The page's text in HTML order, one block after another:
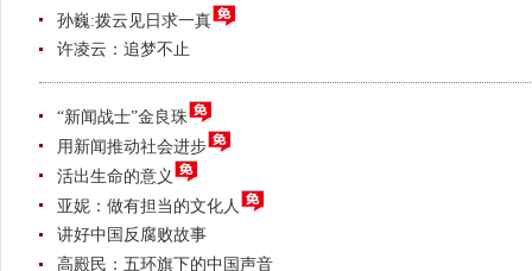
孙巍:拨云见日求一真
许凌云：追梦不止
“新闻战士”金良珠
用新闻推动社会进步
活出生命的意义
亚妮：做有担当的文化人
讲好中国反腐败故事
高殿民：五环旗下的中国声音